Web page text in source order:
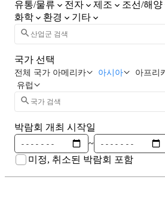
유통/물류
전자 제조 조선/해양
화학
환경 기타
국가 선택
전체 국가 아메리카 아시아 아프리
유럽
박람회 개최 시작일
~
미정, 취소된 박람회 포함